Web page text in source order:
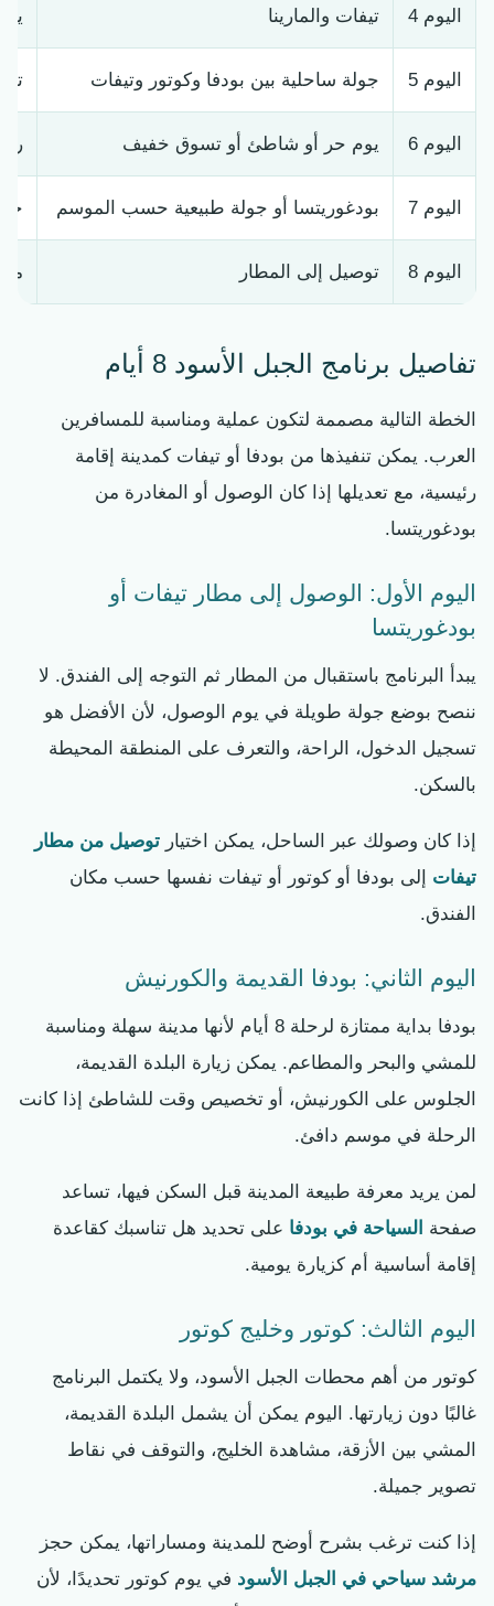
اليوم 4 تيفات والمارينا
اليوم 5 جولة ساحلية بين بودفا وكوتور وتيفات
اليوم 6 يوم حر أو شاطئ أو تسوق خفيف
اليوم 7 بودغوريتسا أو جولة طبيعية حسب الموسم
اليوم 8 توصيل إلى المطار
تفاصيل برنامج الجبل الأسود 8 أيام
الخطة التالية مصممة لتكون عملية ومناسبة للمسافرين
العرب. يمكن تنفيذها من بودفا أو تيفات كمدينة إقامة
رئيسية، مع تعديلها إذا كان الوصول أو المغادرة من
بودغوريتسا.
اليوم الأول: الوصول إلى مطار تيفات أو
بودغوريتسا
يبدأ البرنامج باستقبال من المطار ثم التوجه إلى الفندق. لا
ننصح بوضع جولة طويلة في يوم الوصول، لأن الأفضل هو
تسجيل الدخول، الراحة، والتعرف على المنطقة المحيطة
بالسكن.
إذا كان وصولك عبر الساحل، يمكن اختيار توصيل من مطار
تيفات إلى بودفا أو كوتور أو تيفات نفسها حسب مكان
الفندق.
اليوم الثاني: بودفا القديمة والكورنيش
بودفا بداية ممتازة لرحلة 8 أيام لأنها مدينة سهلة ومناسبة
للمشي والبحر والمطاعم. يمكن زيارة البلدة القديمة،
الجلوس على الكورنيش، أو تخصيص وقت للشاطئ إذا كانت
الرحلة في موسم دافئ.
لمن يريد معرفة طبيعة المدينة قبل السكن فيها، تساعد
صفحة السياحة في بودفا على تحديد هل تناسبك كقاعدة
إقامة أساسية أم كزيارة يومية.
اليوم الثالث: كوتور وخليج كوتور
كوتور من أهم محطات الجبل الأسود، ولا يكتمل البرنامج
غالبًا دون زيارتها. اليوم يمكن أن يشمل البلدة القديمة،
المشي بين الأزقة، مشاهدة الخليج، والتوقف في نقاط
تصوير جميلة.
إذا كنت ترغب بشرح أوضح للمدينة ومساراتها، يمكن حجز
مرشد سياحي في الجبل الأسود في يوم كوتور تحديدًا، لأن